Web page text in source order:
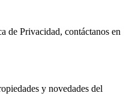
de Privacidad, contáctanos en
y novedades del